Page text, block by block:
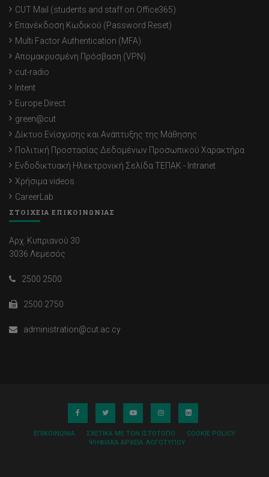
CUT Mail (students and staff on Office365)
Επανέκδοση Κωδικού (Password Reset)
Multi Factor Authentication (MFA)
Απομακρυσμένη Πρόσβαση (VPN)
cut-radio
Intent
Europe Direct
green@cut
Δίκτυο Ενίσχυσης και Ανάπτυξης της Μάθησης
Πολιτική Προστασίας Δεδομένων Προσωπικού Χαρακτήρα
Ενδοδικτυακή Ηλεκτρονική Σελίδα ΤΕΠΑΚ - Intranet
Χρήσιμα videos
CareerLab
ΣΤΟΙΧΕΙΑ ΕΠΙΚΟΙΝΩΝΙΑΣ
Αρχ. Κυπριανού 30
3036 Λεμεσός
2500 2500
2500 2750
administration@cut.ac.cy
ΕΠΙΚΟΙΝΩΝΊΑ ΣΧΕΤΙΚΆ ΜΕ ΤΟΝ ΙΣΤΌΤΟΠΟ
COOKIE POLICY
ΨΗΦΙΑΚΆ ΑΡΧΕΊΑ ΛΟΓΌΤΥΠΟΥ